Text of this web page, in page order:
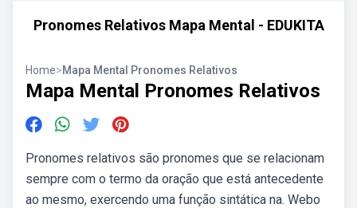
Pronomes Relativos Mapa Mental - EDUKITA
Home>Mapa Mental Pronomes Relativos
Mapa Mental Pronomes Relativos
Pronomes relativos são pronomes que se relacionam
sempre com o termo da oração que está antecedente
ao mesmo, exercendo uma função sintática na. Webo